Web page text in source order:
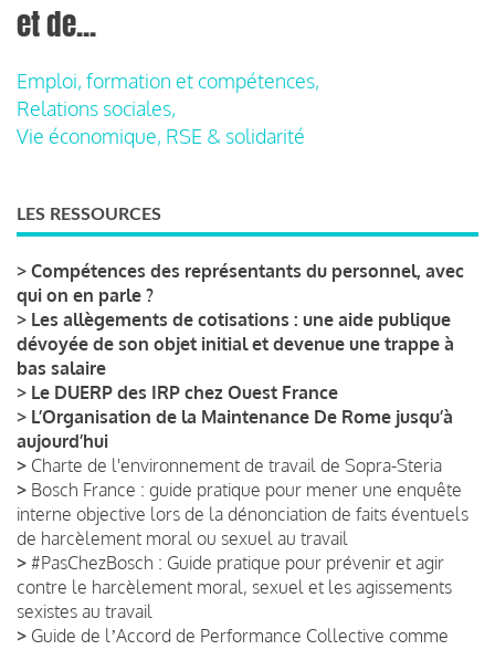
et de...
Emploi, formation et compétences,
Relations sociales,
Vie économique, RSE & solidarité
LES RESSOURCES
> Compétences des représentants du personnel, avec
qui on en parle ?
> Les allègements de cotisations : une aide publique
dévoyée de son objet initial et devenue une trappe à
bas salaire
> Le DUERP des IRP chez Ouest France
> L’Organisation de la Maintenance De Rome jusqu’à
aujourd’hui
> Charte de l'environnement de travail de Sopra-Steria
> Bosch France : guide pratique pour mener une enquête
interne objective lors de la dénonciation de faits éventuels
de harcèlement moral ou sexuel au travail
> #PasChezBosch : Guide pratique pour prévenir et agir
contre le harcèlement moral, sexuel et les agissements
sexistes au travail
> Guide de lʼAccord de Performance Collective comme